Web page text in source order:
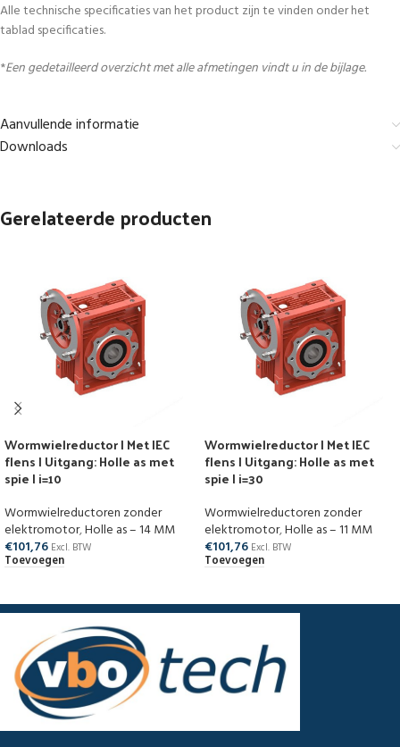
Alle technische specificaties van het product zijn te vinden onder het
tablad specificaties.
*Een gedetailleerd overzicht met alle afmetingen vindt u in de bijlage.
Aanvullende informatie
Downloads
Gerelateerde producten
Wormwielreductor | Met IEC
flens | Uitgang: Holle as met
spie | i=10
Wormwielreductoren zonder
elektromotor,Holle as – 14 MM
€101,76 Excl. BTW
Toevoegen
Wormwielreductor | Met IEC
flens | Uitgang: Holle as met
spie | i=30
Wormwielreductoren zonder
elektromotor,Holle as – 11 MM
€101,76 Excl. BTW
Toevoegen